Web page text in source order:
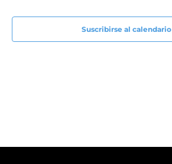
Suscribirse al calendario